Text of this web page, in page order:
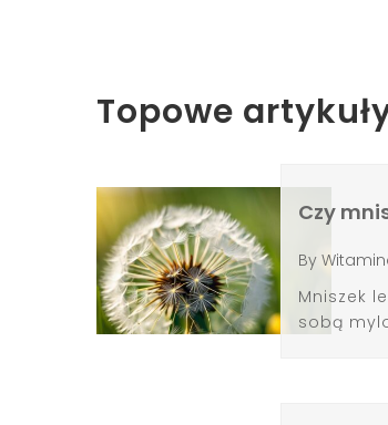
Topowe
Czy
By
Mniszek
sobą